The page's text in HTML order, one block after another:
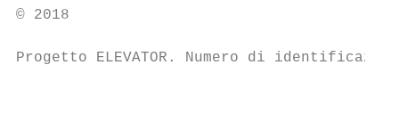
© 2018
Progetto ELEVATOR. Numero di